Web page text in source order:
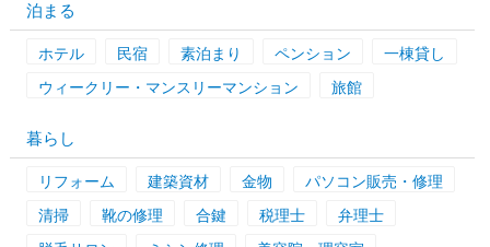
泊まる
ホテル 民宿 素泊まり ペンション
一棟貸し
ウィークリー・マンスリーマンション
旅館
暮らし
リフォーム 建築資材 金物
パソコン販売・修理
清掃
靴の修理 合鍵 税理士
弁理士